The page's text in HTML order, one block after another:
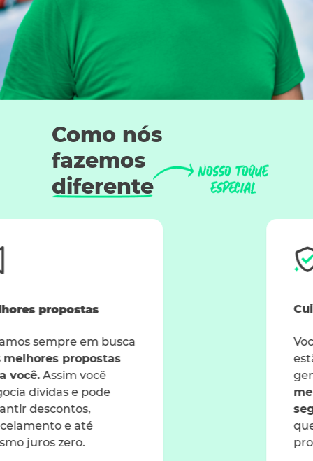
Como nós
fazemos
diferente
Cuidamos da segurança
Você e suas informações
estão protegidos com a
gente.
melhores protocolos de
segurança
que você não tenha
problemas.